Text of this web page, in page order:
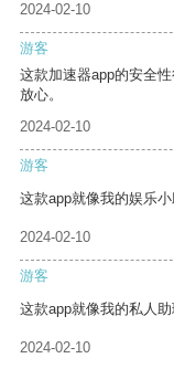
2024-02-10
游客
这款加速器app的安全
放心。
2024-02-10
游客
这款app就像我的娱乐
2024-02-10
游客
这款app就像我的私人
2024-02-10